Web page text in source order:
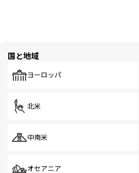
国と地域
ヨーロッパ
北米
中南米
オセアニア